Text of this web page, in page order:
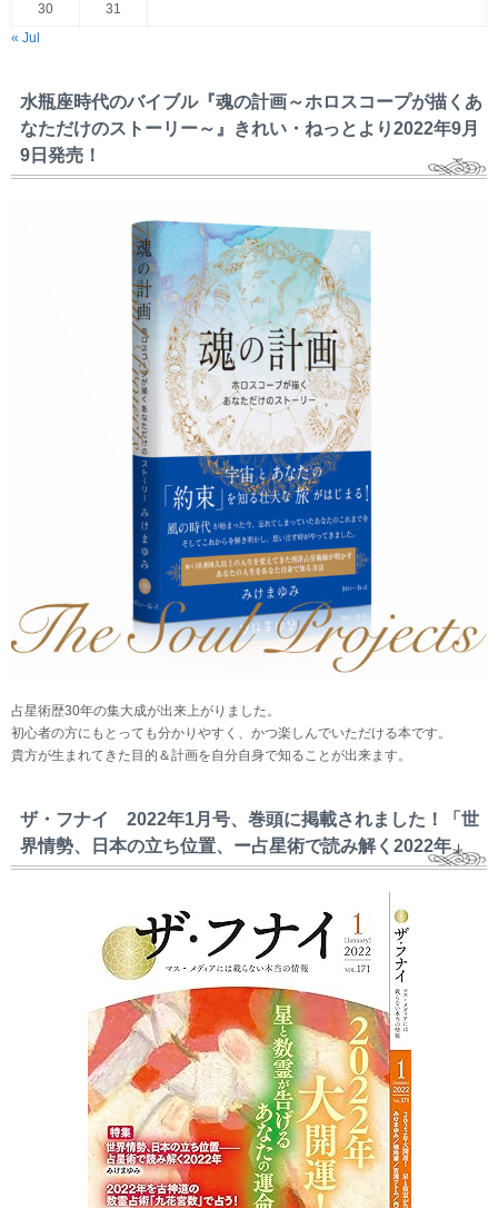
30
31
« Jul
水瓶座時代のバイブル『魂の計画～ホロスコープが描くあ
なただけのストーリー～』きれい・ねっとより2022年9月
9日発売！
占星術歴30年の集大成が出来上がりました。
初心者の方にもとっても分かりやすく、かつ楽しんでいただける本です。
貴方が生まれてきた目的＆計画を自分自身で知ることが出来ます。
ザ・フナイ 2022年1月号、巻頭に掲載されました！「世
界情勢、日本の立ち位置、ー占星術で読み解く2022年」